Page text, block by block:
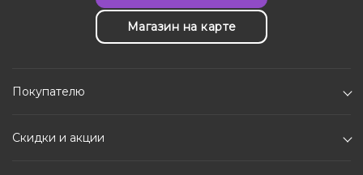
Магазин на карте
Покупателю
Скидки и акции